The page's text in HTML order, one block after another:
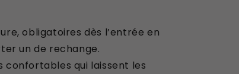
obligatoires dès l’entrée en
un de rechange.
confortables qui laissent les